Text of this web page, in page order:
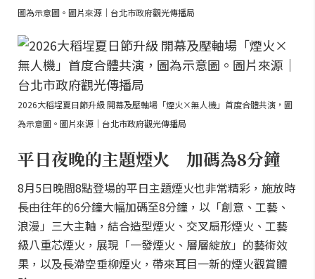
圖為示意圖。圖片來源｜台北市政府觀光傳播局
2026大稻埕夏日節升級 開幕及壓軸場「煙火×無人機」首度合體共演，圖
為示意圖。圖片來源｜台北市政府觀光傳播局
平日夜晚的主題煙火 加碼為8分鐘
8月5日晚間8點登場的平日主題煙火也非常精彩，施放時
長由往年的6分鐘大幅加碼至8分鐘，以「創意、工藝、
浪漫」三大主軸，結合造型煙火、交叉扇形煙火、工藝
級八重芯煙火，展現「一發煙火、層層綻放」的藝術效
果，以及長滯空垂柳煙火，帶來耳目一新的煙火觀賞體